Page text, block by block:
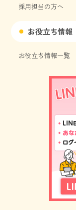
採用担当の方へ
お役立ち情報
お役立ち情報一覧